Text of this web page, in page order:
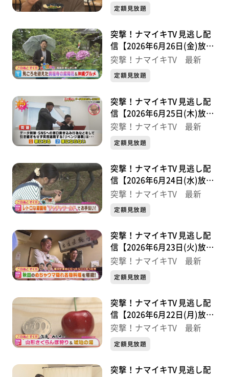
定額見放題
突撃！ナマイキTV 見逃し配
信【2026年6月26日(金)放送
分】
突撃！ナマイキTV 最新
定額見放題
突撃！ナマイキTV 見逃し配
信【2026年6月25日(木)放送
分】
突撃！ナマイキTV 最新
定額見放題
突撃！ナマイキTV 見逃し配
信【2026年6月24日(水)放送
分】
突撃！ナマイキTV 最新
定額見放題
突撃！ナマイキTV 見逃し配
信【2026年6月23日(火)放送
分】
突撃！ナマイキTV 最新
定額見放題
突撃！ナマイキTV 見逃し配
信【2026年6月22日(月)放送
分】
突撃！ナマイキTV 最新
定額見放題
突撃！ナマイキTV 見逃し配